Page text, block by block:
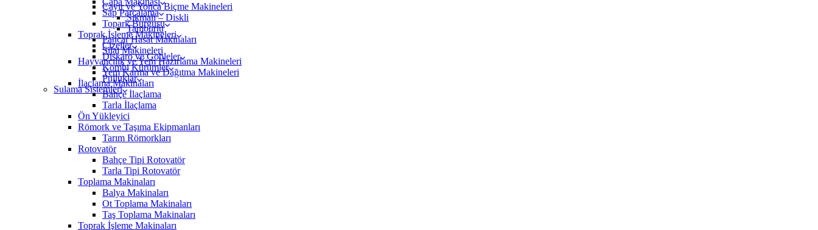
Sap Parçalama
Topark Burgusu
Toprak İşleme Makineleri
Çizeller
Diskaro ve Gobleler
Kombi Kürümler
Pulluklar
Sulama Sistemleri
Çayır ve Yonca Biçme Makineleri
Sıkmalı – Diskli
Tamburlu
Pancar Hasat Makinaları
Silaj Makineleri
Hayvancılık ve Yem Hazırlama Makineleri
Yem Karma ve Dağıtma Makineleri
İlaçlama Makinaları
Bahçe İlaçlama
Tarla İlaçlama
Ön Yükleyici
Römork ve Taşıma Ekipmanları
Tarım Römorkları
Rotovatör
Bahçe Tipi Rotovatör
Tarla Tipi Rotovatör
Toplama Makinaları
Balya Makinaları
Ot Toplama Makinaları
Taş Toplama Makinaları
Toprak İşleme Makinaları